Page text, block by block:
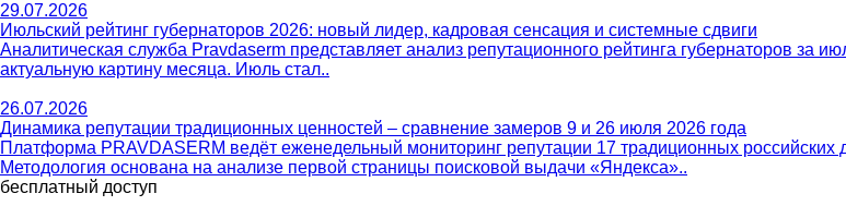
29.07.2026
Июльский рейтинг губернаторов 2026: новый лидер, кадровая сенсация и системные сдвиги
Аналитическая служба Pravdaserm представляет анализ репутационного рейтинга губернаторов
актуальную картину месяца. Июль стал..
26.07.2026
Динамика репутации традиционных ценностей – сравнение замеров 9 и 26 июля 2026 года
Платформа PRAVDASERM ведёт еженедельный мониторинг репутации 17 традиционных
Методология основана на анализе первой страницы поисковой выдачи «Яндекса»..
бесплатный доступ